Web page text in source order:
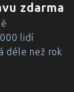
zdarma
lidí
déle než rok